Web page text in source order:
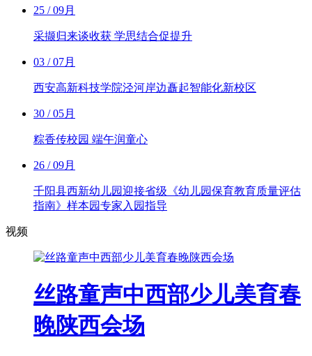
25 / 09月
采撷归来谈收获 学思结合促提升
03 / 07月
西安高新科技学院泾河岸边矗起智能化新校区
30 / 05月
粽香传校园 端午润童心
26 / 09月
千阳县西新幼儿园迎接省级《幼儿园保育教育质量评估
指南》样本园专家入园指导
视频
丝路童声中西部少儿美育春
晚陕西会场